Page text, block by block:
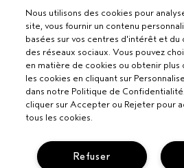
Nous utilisons des cookies pour
site, vous fournir un contenu
basées sur vos centres d'intérêt et du
des réseaux sociaux. Vous pouvez
en matière de cookies ou obtenir plus
les cookies en cliquant sur
dans notre Politique de
cliquer sur Accepter ou Rejeter pour
tous les cookies.
Refuser